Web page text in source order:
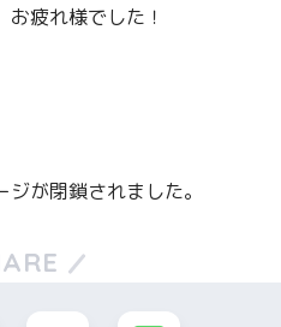
疲れ様でした！
閉鎖されました。